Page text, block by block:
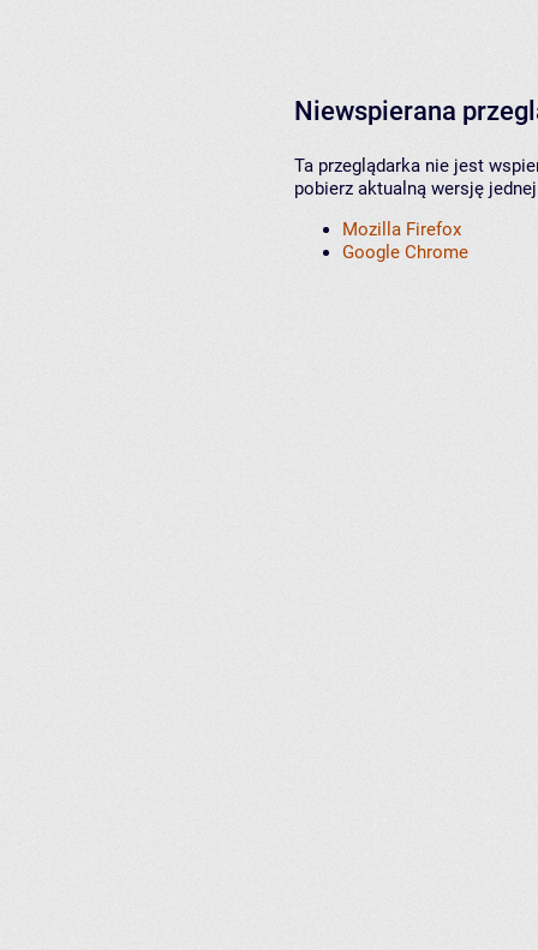
Niewspierana
Ta przeglądarka nie jest
pobierz aktualną wersję
Mozilla Firefox
Google Chrome